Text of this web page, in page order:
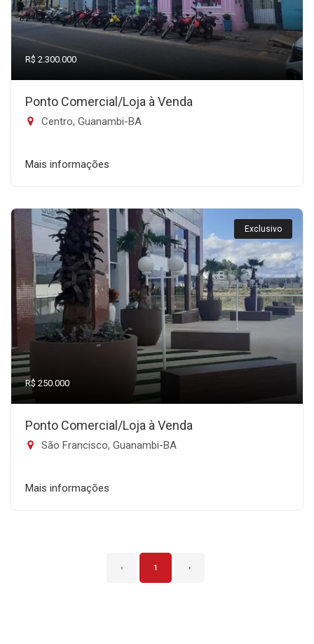
R$ 2.300.000
Ponto Comercial/Loja à Venda
Centro, Guanambi-BA
Mais informações
Exclusivo
R$ 250.000
Ponto Comercial/Loja à Venda
São Francisco, Guanambi-BA
Mais informações
‹ 1 ›